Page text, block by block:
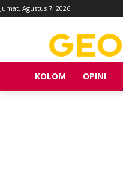
Jumat, Agustus 7, 2026
KOLOM OPINI